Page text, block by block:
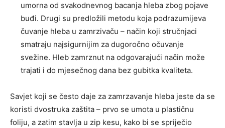
umorna od svakodnevnog bacanja hleba zbog pojave
buđi. Drugi su predložili metodu koja podrazumijeva
čuvanje hleba u zamrzivaču – način koji stručnjaci
smatraju najsigurnijim za dugoročno očuvanje
svežine. Hleb zamrznut na odgovarajući način može
trajati i do mjesečnog dana bez gubitka kvaliteta.
Savjet koji se često daje za zamrzavanje hleba jeste da se
koristi dvostruka zaštita – prvo se umota u plastičnu
foliju, a zatim stavlja u zip kesu, kako bi se spriječio